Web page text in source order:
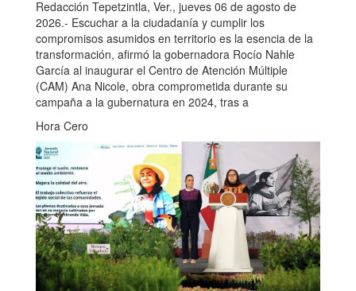
Redacción Tepetzintla, Ver., jueves 06 de agosto de
2026.- Escuchar a la ciudadanía y cumplir los
compromisos asumidos en territorio es la esencia de la
transformación, afirmó la gobernadora Rocío Nahle
García al inaugurar el Centro de Atención Múltiple
(CAM) Ana Nicole, obra comprometida durante su
campaña a la gubernatura en 2024, tras a
Hora Cero